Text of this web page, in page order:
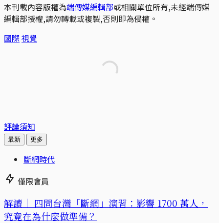
本刊載內容版權為端傳媒編輯部或相關單位所有,未經端傳媒
編輯部授權,請勿轉載或複製,否則即為侵權。
國際視覺
評論須知
最新 更多
斷網時代
僅限會員
解讀｜ 四問台灣「斷網」演習：影響 1700 萬人，
究竟在為什麼做準備？